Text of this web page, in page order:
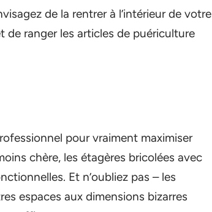
de la rentrer à l’intérieur de votre
de ranger les articles de puériculture
pour vraiment maximiser
chère, les étagères bricolées avec
Et n’oubliez pas – les
espaces aux dimensions bizarres